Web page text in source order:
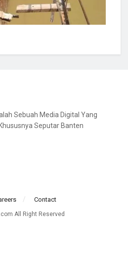
Sebuah Media Digital Yang
Seputar Banten
Contact
All Right Reserved